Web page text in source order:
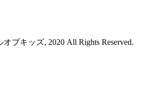
ブキッズ, 2020 All Rights Reserved.